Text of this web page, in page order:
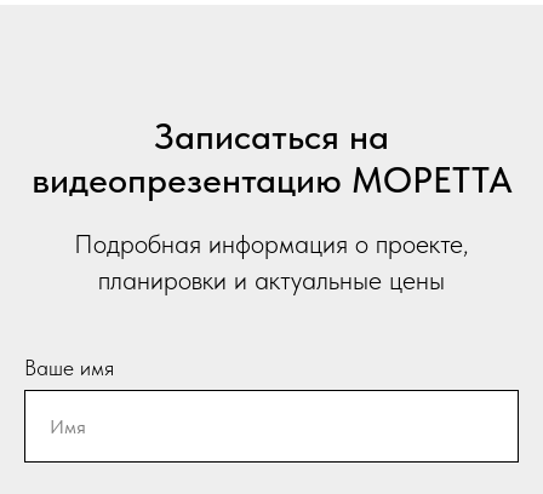
Записаться на
видеопрезентацию МОРЕТТА
Подробная информация о проекте,
планировки и актуальные цены
Ваше имя